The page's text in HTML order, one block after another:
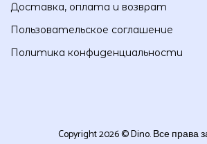
Доставка, оплата и возврат
Пользовательское соглашение
Политика конфиденциальности
Copyright 2026 © Dino. Все